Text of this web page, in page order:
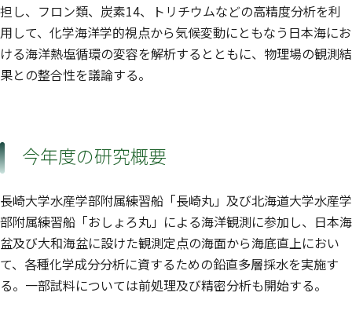
担し、フロン類、炭素14、トリチウムなどの高精度分析を利
用して、化学海洋学的視点から気候変動にともなう日本海にお
ける海洋熱塩循環の変容を解析するとともに、物理場の観測結
果との整合性を議論する。
今年度の研究概要
長崎大学水産学部附属練習船「長崎丸」及び北海道大学水産学
部附属練習船「おしょろ丸」による海洋観測に参加し、日本海
盆及び大和海盆に設けた観測定点の海面から海底直上におい
て、各種化学成分分析に資するための鉛直多層採水を実施す
る。一部試料については前処理及び精密分析も開始する。